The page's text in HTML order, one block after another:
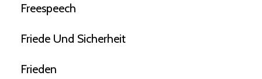
Freespeech
Friede Und Sicherheit
Frieden